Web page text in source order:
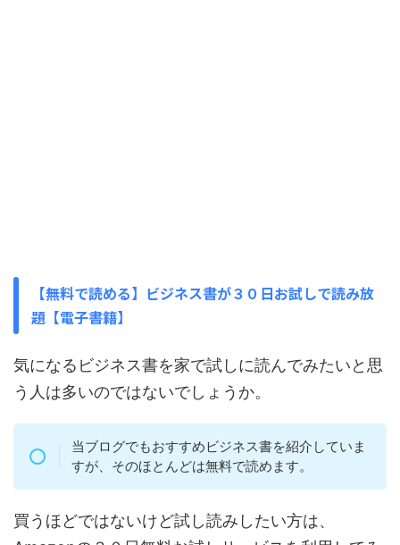
【無料で読める】ビジネス書が３０日お試しで読み放
題【電子書籍】
気になるビジネス書を家で試しに読んでみたいと思
う人は多いのではないでしょうか。
当ブログでもおすすめビジネス書を紹介していま
すが、そのほとんどは無料で読めます。
買うほどではないけど試し読みしたい方は、